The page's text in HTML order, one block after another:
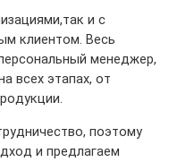
и с
клиентом. Весь
менеджер,
всех этапах, от
поэтому
и предлагаем